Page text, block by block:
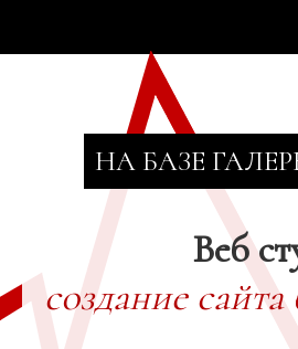
НА БАЗЕ
Веб
создание